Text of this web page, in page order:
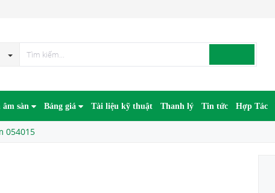
âm sàn Bảng giá Tài liệu kỹ thuật Thanh lý Tin tức Hợp Tác
054015